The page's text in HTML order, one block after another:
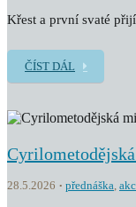
Křest a první svaté
ČÍST DÁL
28.5.2026 přednáška,